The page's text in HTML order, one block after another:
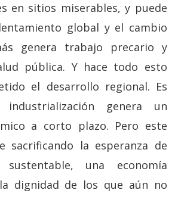
en sitios miserables, y puede
global y el cambio
genera trabajo precario y
pública. Y hace todo esto
el desarrollo regional. Es
genera un
a corto plazo. Pero este
sacrificando la esperanza de
sustentable, una economía
dignidad de los que aún no